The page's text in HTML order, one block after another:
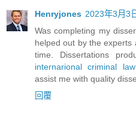
Henryjones 2023年3月3
Was completing my
helped out by the
time. Dissertations
internarional criminal
assist me with quality
回覆